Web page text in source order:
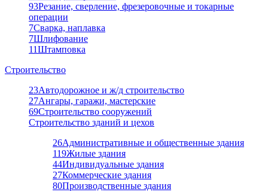
93Резание, сверление, фрезеровочные и токарные
операции
7Сварка, наплавка
7Шлифование
11Штамповка
Строительство
23Автодорожное и ж/д строительство
27Ангары, гаражи, мастерские
69Строительство сооружений
Строительство зданий и цехов
26Административные и общественные здания
119Жилые здания
44Индивидуальные здания
27Коммерческие здания
80Производственные здания